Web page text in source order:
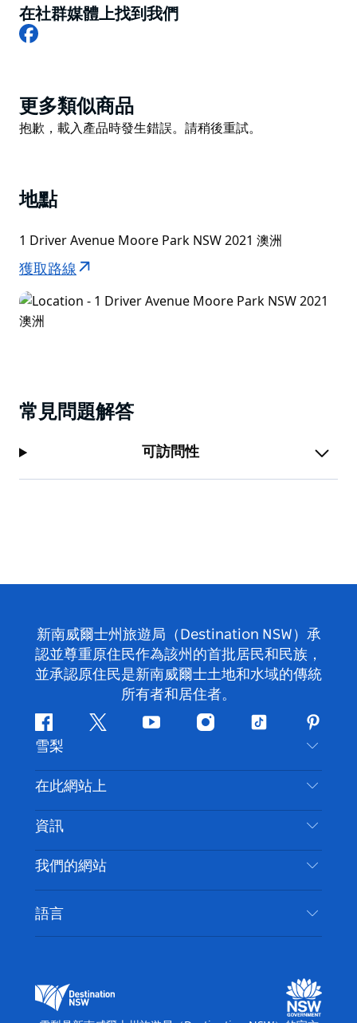
以裸露在舞會上，放在一排排的椅子上用於坐著的音樂
會，或者在邊緣安裝座位，讓中間空著做一個 mosh
果乘坐公共交通工具，距離中央車站僅幾步之遙。
在社群媒體上找到我們
Facebook
Product
List
更多類似商品
Product
抱歉，載入產品時發生錯誤。請稍後重試。
地點
1 Driver Avenue Moore Park NSW 2021 澳洲
獲取路線
常見問題解答
可訪問性
新南威爾士州旅遊局（Destination NSW）承
認並尊重原住民作為該州的首批居民和民族，
並承認原住民是新南威爾士土地和水域的傳統
所有者和居住者。
Facebook嘰
喳
喳
Youtube Instagram
抖
雪梨
聯絡我們
免責聲明
隱私
Cookie 通知
在此網站上
目的地
要做的事情
新南威爾士州公路旅行
活動
住宿
資訊
旅行資訊
無障礙雪梨
列出您的業務
我們的網站
新南威爾士州旅遊局（Destination NSW）媒體中
語言